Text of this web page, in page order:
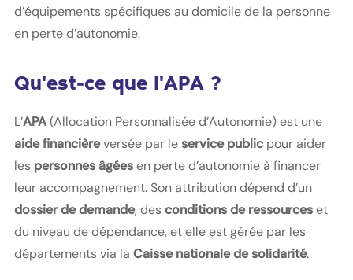
d’équipements spécifiques au domicile de la personne
en perte d’autonomie.
Qu'est-ce que l'APA ?
L’APA(Allocation Personnalisée d’Autonomie) est une
aide financièreversée par leservice public pour aider
les personnes âgéesen perte d’autonomie à financer
leur accompagnement. Son attribution dépend d’un
dossier de demande, desconditions de ressourceset
du niveau de dépendance, et elle est gérée par les
départements via la Caisse nationale de solidarité.